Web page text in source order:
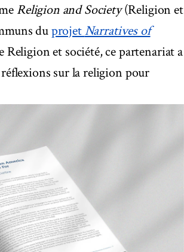
Religion and Society(Religion et
duprojetNarratives of
et société, ce partenariat a
réflexions sur la religion pour